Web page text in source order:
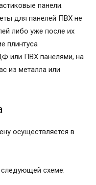
панели.
для панелей ПВХ не
либо уже после их
плинтуса
или ПВХ панелями, на
из металла или
осуществляется в
следующей схеме: